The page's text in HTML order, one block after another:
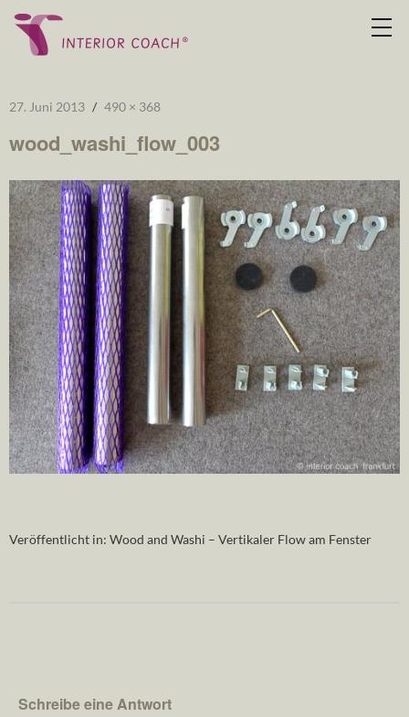
27. Juni 2013 490 × 368
wood_washi_flow_003
Veröffentlicht in: Wood and Washi – Vertikaler Flow am Fenster
Schreibe eine Antwort